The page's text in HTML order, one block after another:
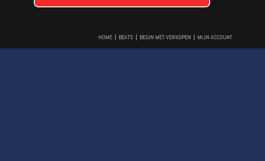
HOME BEATS BEGIN MET VERKOPEN MIJN ACCOUNT